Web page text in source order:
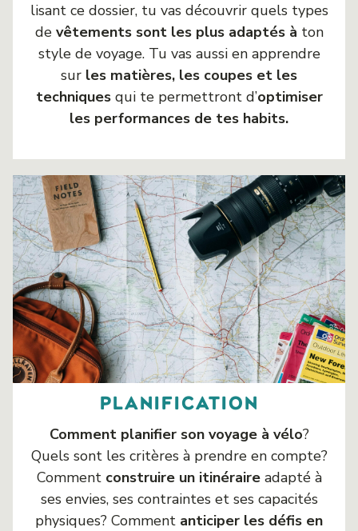
lisant ce dossier, tu vas découvrir quels types
de vêtements sont les plus adaptés à ton
style de voyage. Tu vas aussi en apprendre
sur les matières, les coupes et les
techniquesqui te permettront d’optimiser
les performances de tes habits.
planification
Comment planifier son voyage à vélo?
Quels sont les critères à prendre en compte?
Comment construire un itinéraireadapté à
ses envies, ses contraintes et ses capacités
physiques? Comment anticiper les défis en